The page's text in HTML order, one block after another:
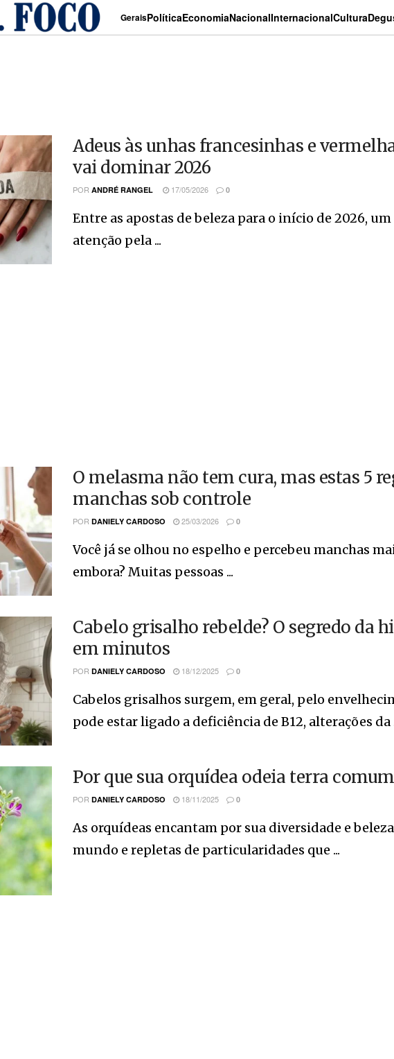
GeraisPolíticaEconomiaNacionalInternacionalCultura
Adeus às unhas francesinhas e
vai dominar 2026
POR ANDRÉ RANGEL 17/05/2026 0
Entre as apostas de beleza para o início de 2026,
atenção pela ...
O melasma não tem cura, mas estas 5
manchas sob controle
POR DANIELY CARDOSO 25/03/2026 0
Você já se olhou no espelho e percebeu manchas
embora? Muitas pessoas ...
Cabelo grisalho rebelde? O segredo da
em minutos
POR DANIELY CARDOSO 18/12/2025 0
Cabelos grisalhos surgem, em geral, pelo
pode estar ligado a deficiência de B12, alterações da
Por que sua orquídea odeia terra
POR DANIELY CARDOSO 18/11/2025 0
As orquídeas encantam por sua diversidade e
mundo e repletas de particularidades que ...